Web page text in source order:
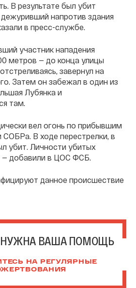
В результате был убит
напротив здания
в пресс-службе.
участник нападения
метров — до конца улицы
завернул на
Затем он забежал в один из
Лубянка и
там.
вел огонь по прибывшим
В ходе перестрелки, в
убит. Личности убитых
— добавили в ЦОС ФСБ.
данное происшествие
НУЖНА ВАША ПОМОЩЬ
НА РЕГУЛЯРНЫЕ